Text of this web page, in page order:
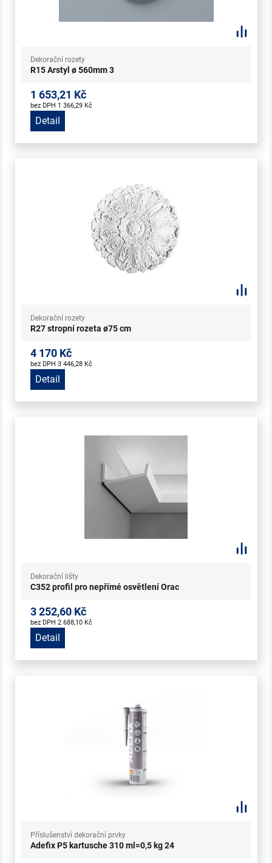
Dekorační rozety
R15 Arstyl ø 560mm 3
1 653,21 Kč
bez DPH 1 366,29 Kč
Detail
Dekorační rozety
R27 stropní rozeta ø75 cm
4 170 Kč
bez DPH 3 446,28 Kč
Detail
Dekorační lišty
C352 profil pro nepřímé osvětlení Orac
3 252,60 Kč
bez DPH 2 688,10 Kč
Detail
Příslušenství dekorační prvky
Adefix P5 kartusche 310 ml=0,5 kg 24